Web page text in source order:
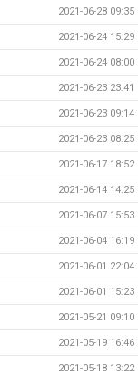
2021-06-28 09:35
2021-06-24 15:29
2021-06-24 08:00
2021-06-23 23:41
2021-06-23 09:14
2021-06-23 08:25
2021-06-17 18:52
2021-06-14 14:25
2021-06-07 15:53
2021-06-04 16:19
2021-06-01 22:04
2021-06-01 15:23
2021-05-21 09:10
2021-05-19 16:46
2021-05-18 13:22